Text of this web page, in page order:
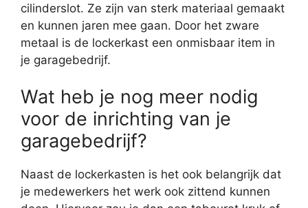
cilinderslot. Ze zijn van sterk materiaal gemaakt
en kunnen jaren mee gaan. Door het zware
metaal is de lockerkast een onmisbaar item in
je garagebedrijf.
Wat heb je nog meer nodig
voor de inrichting van je
garagebedrijf?
Naast de lockerkasten is het ook belangrijk dat
je medewerkers het werk ook zittend kunnen